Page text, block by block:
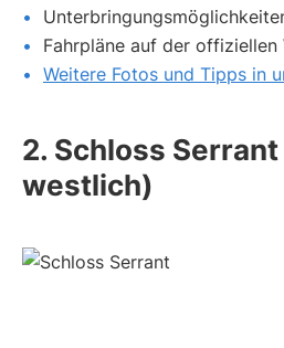
Fahrpläne auf der offiziellen
Weitere Fotos und Tipps in
2. Schloss
westlich)